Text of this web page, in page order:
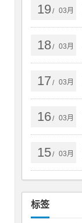
19/ 03月
18/ 03月
17 / 03月
16/ 03月
15/ 03月
标签